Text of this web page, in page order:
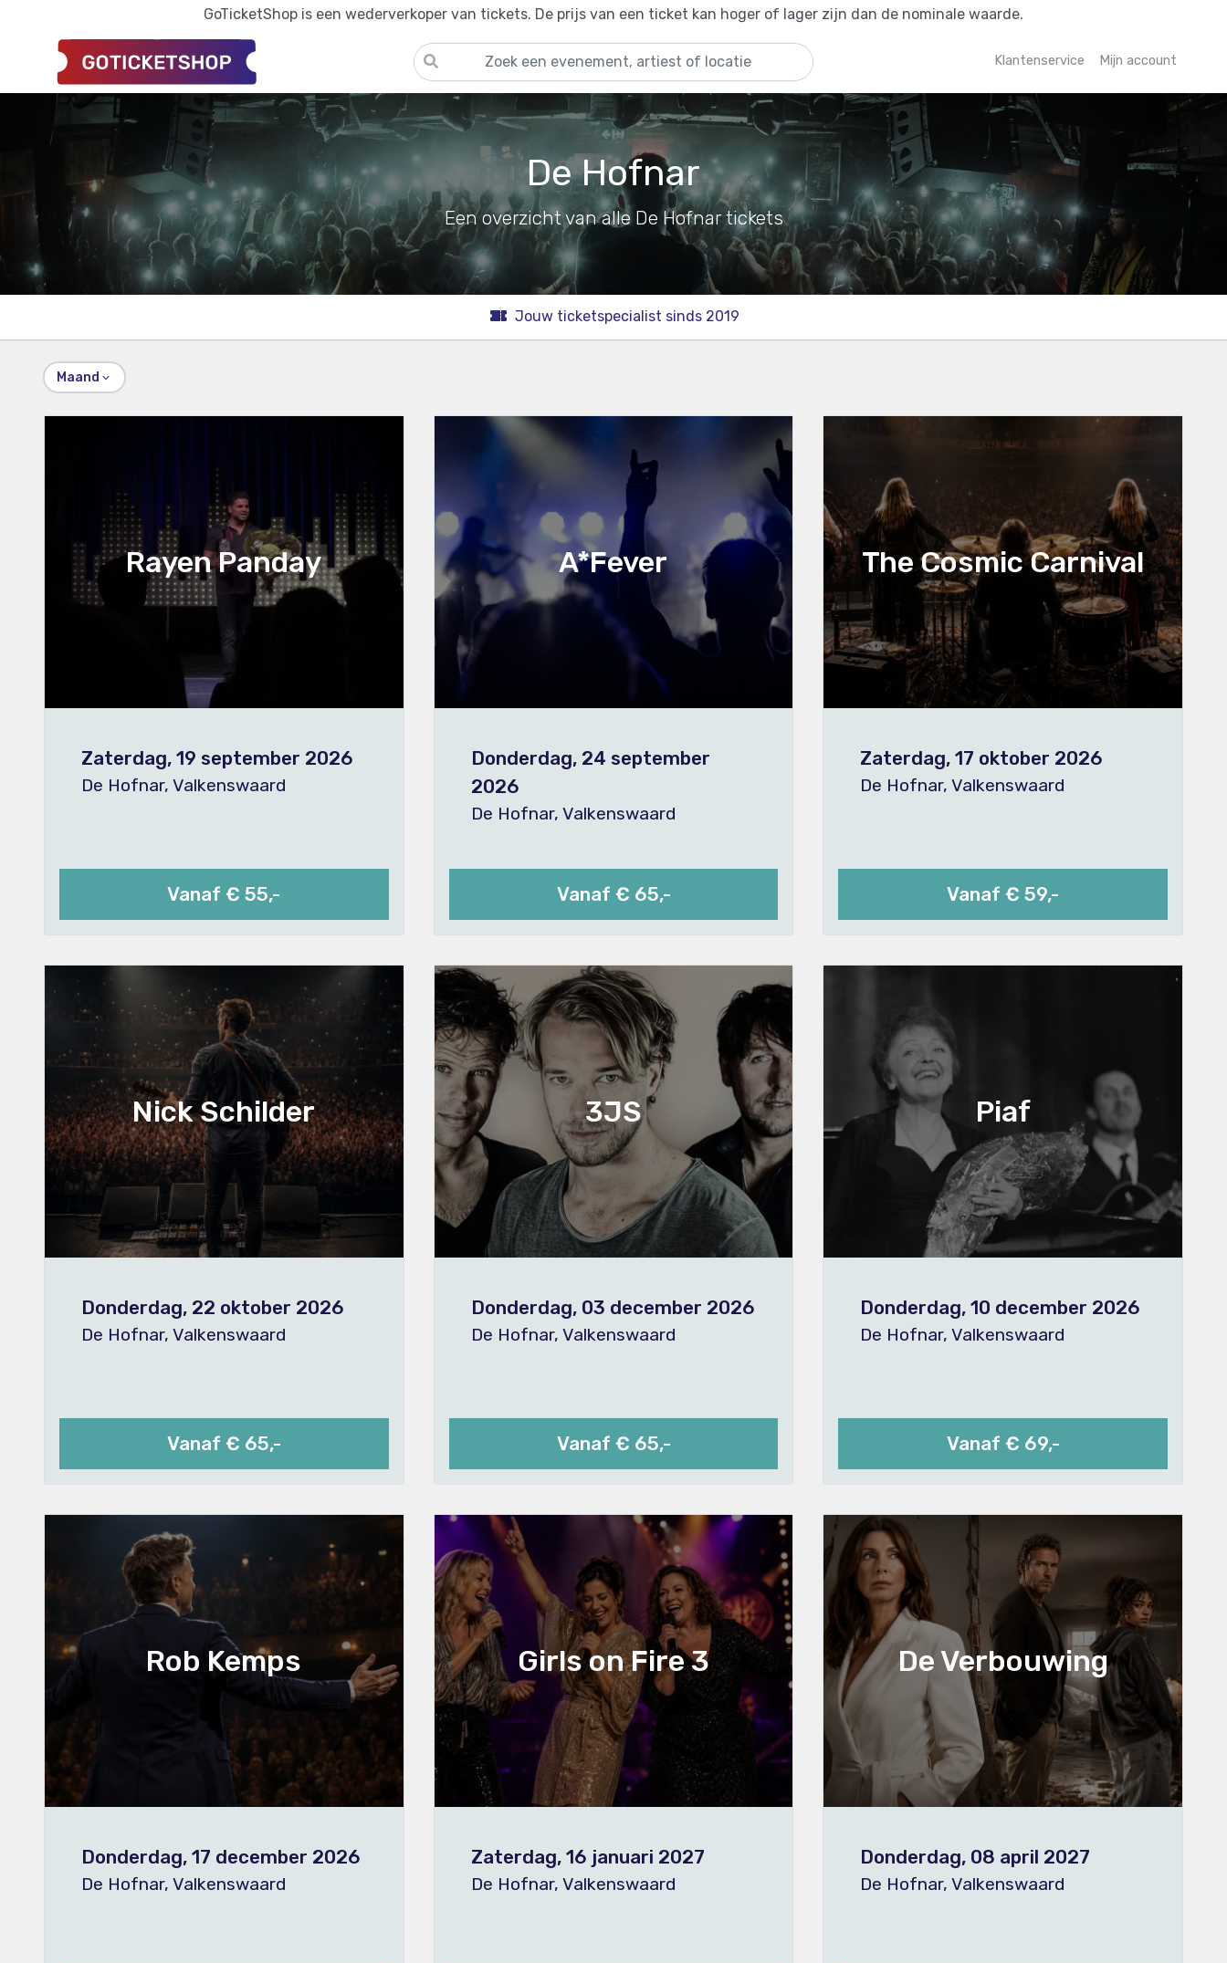
GoTicketShop is een wederverkoper van tickets. De prijs van een ticket kan hoger of lager zijn dan de nominale waarde.
Klantenservice Mijn account
De Hofnar
Een overzicht van alle De Hofnar tickets
Jouw ticketspecialist sinds 2019
Maand
Rayen Panday
Zaterdag, 19 september 2026
De Hofnar, Valkenswaard
Vanaf € 55,-
A*Fever
Donderdag, 24 september
2026
De Hofnar, Valkenswaard
Vanaf € 65,-
The Cosmic Carnival
Zaterdag, 17 oktober 2026
De Hofnar, Valkenswaard
Vanaf € 59,-
Nick Schilder
Donderdag, 22 oktober 2026
De Hofnar, Valkenswaard
Vanaf € 65,-
3JS
Donderdag, 03 december 2026
De Hofnar, Valkenswaard
Vanaf € 65,-
Piaf
Donderdag, 10 december 2026
De Hofnar, Valkenswaard
Vanaf € 69,-
Rob Kemps
Donderdag, 17 december 2026
De Hofnar, Valkenswaard
Girls on Fire 3
Zaterdag, 16 januari 2027
De Hofnar, Valkenswaard
De Verbouwing
Donderdag, 08 april 2027
De Hofnar, Valkenswaard